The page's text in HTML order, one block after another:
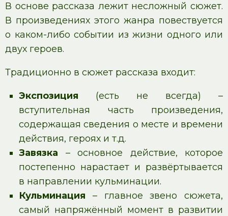
В основе рассказа лежит несложный сюжет.
В произведениях этого жанра повествуется
о каком-либо событии из жизни одного или
двух героев.
Традиционно в сюжет рассказа входит:
Экспозиция (есть не всегда) –
вступительная часть произведения,
содержащая сведения о месте и времени
действия, героях и т.д.
Завязка – основное действие, которое
постепенно нарастает и развёртывается
в направлении кульминации.
Кульминация – главное звено сюжета,
самый напряжённый момент в развитии